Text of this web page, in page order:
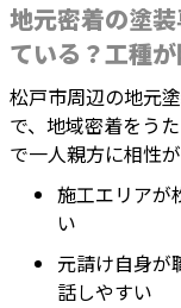
地元密着の塗
ている？工種
松戸市周辺の地元
で、地域密着をう
で一人親方に相性
施工エリアが
い
元請け自身が
話しやすい